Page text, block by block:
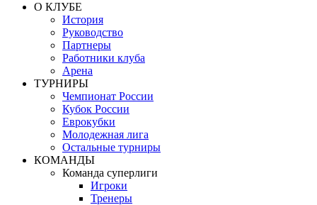
О КЛУБЕ
История
Руководство
Партнеры
Работники клуба
Арена
ТУРНИРЫ
Чемпионат России
Кубок России
Еврокубки
Молодежная лига
Остальные турниры
КОМАНДЫ
Команда суперлиги
Игроки
Тренеры